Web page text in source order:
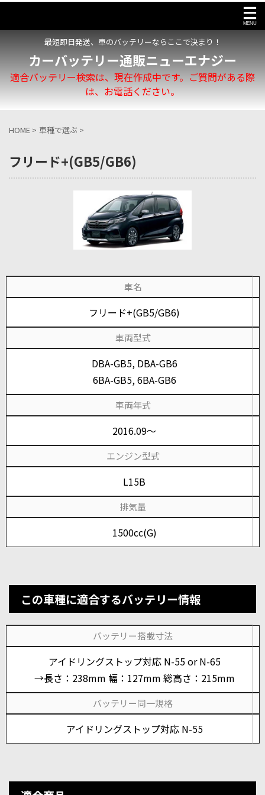
最短即日発送、車のバッテリーならここで決まり！
カーバッテリー通販ニューエナジー
適合バッテリー検索は、現在作成中です。ご質問がある際
は、お電話ください。
HOME > 車種で選ぶ >
フリード+(GB5/GB6)
車名
フリード+(GB5/GB6)
車両型式
DBA-GB5, DBA-GB6
6BA-GB5, 6BA-GB6
車両年式
2016.09～
エンジン型式
L15B
排気量
1500cc(G)
この車種に適合するバッテリー情報
バッテリー搭載寸法
アイドリングストップ対応 N-55 or N-65
→長さ：238mm 幅：127mm 総高さ：215mm
バッテリー同一規格
アイドリングストップ対応 N-55